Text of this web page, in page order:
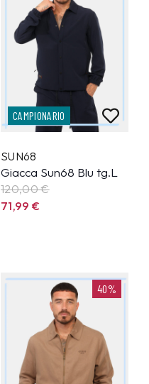
CAMPIONARIO
SUN68
Giacca Sun68 Blu tg.L
120,00 €
71,99€
40%